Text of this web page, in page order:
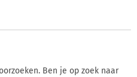
Ben je op zoek naar